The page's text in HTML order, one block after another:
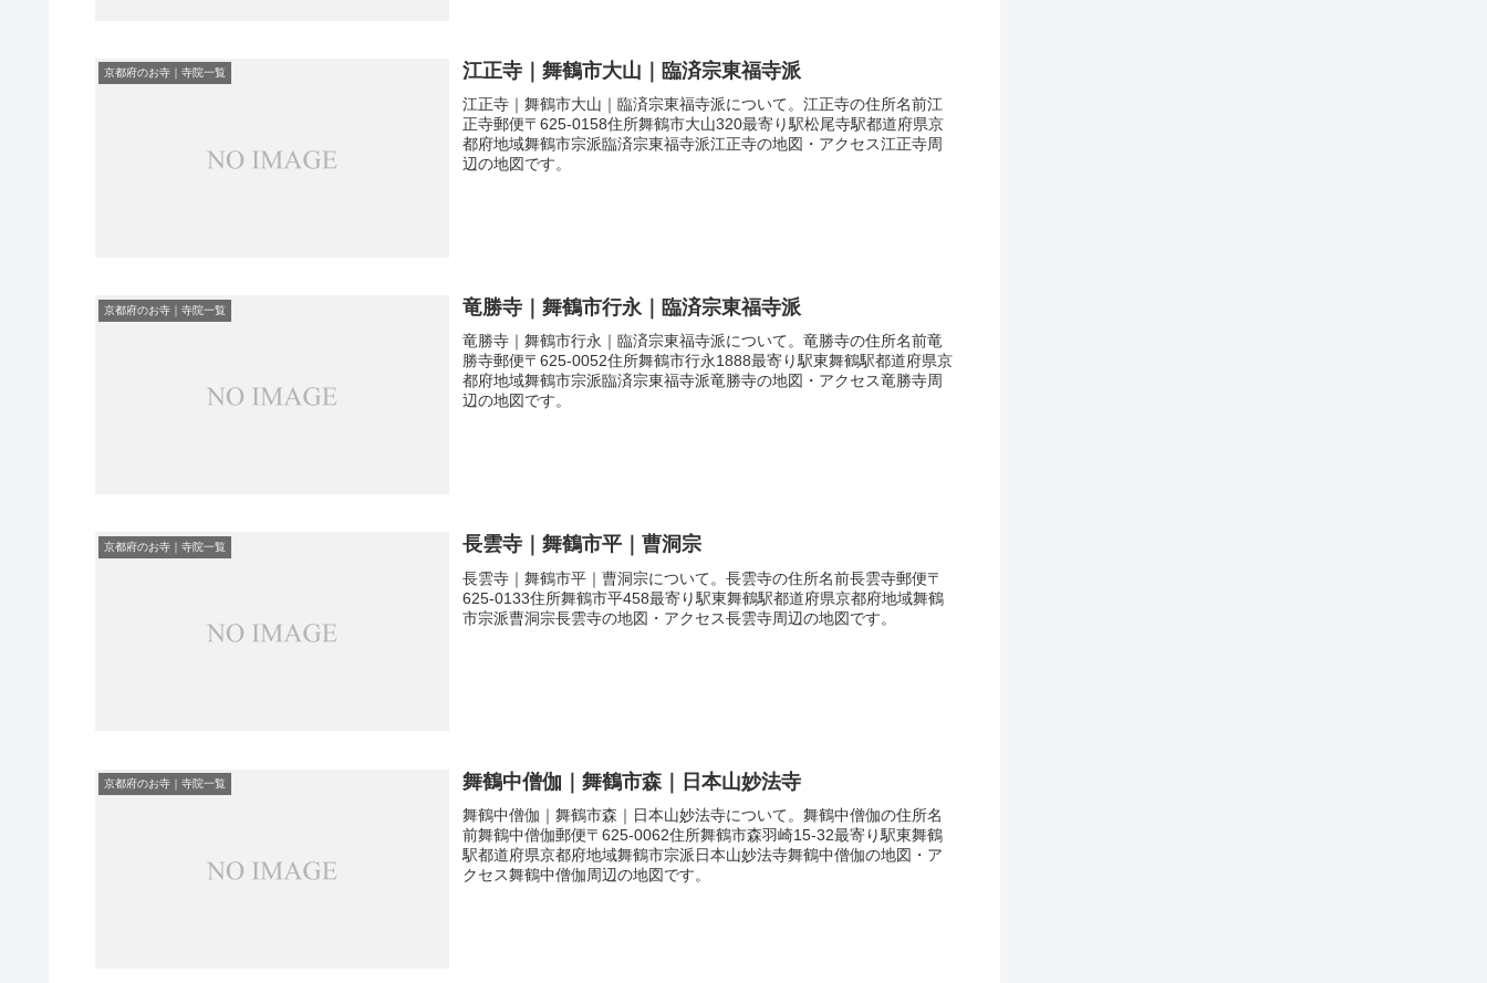
京都府のお寺｜寺院一覧 江正寺｜舞鶴市大山｜臨済宗東福寺派
江正寺｜舞鶴市大山｜臨済宗東福寺派について。江正寺の住所名前江
正寺郵便〒625-0158住所舞鶴市大山320最寄り駅松尾寺駅都道府県京
都府地域舞鶴市宗派臨済宗東福寺派江正寺の地図・アクセス江正寺周
辺の地図です。
京都府のお寺｜寺院一覧 竜勝寺｜舞鶴市行永｜臨済宗東福寺派
竜勝寺｜舞鶴市行永｜臨済宗東福寺派について。竜勝寺の住所名前竜
勝寺郵便〒625-0052住所舞鶴市行永1888最寄り駅東舞鶴駅都道府県京
都府地域舞鶴市宗派臨済宗東福寺派竜勝寺の地図・アクセス竜勝寺周
辺の地図です。
京都府のお寺｜寺院一覧 長雲寺｜舞鶴市平｜曹洞宗
長雲寺｜舞鶴市平｜曹洞宗について。長雲寺の住所名前長雲寺郵便〒
625-0133住所舞鶴市平458最寄り駅東舞鶴駅都道府県京都府地域舞鶴
市宗派曹洞宗長雲寺の地図・アクセス長雲寺周辺の地図です。
京都府のお寺｜寺院一覧 舞鶴中僧伽｜舞鶴市森｜日本山妙法寺
舞鶴中僧伽｜舞鶴市森｜日本山妙法寺について。舞鶴中僧伽の住所名
前舞鶴中僧伽郵便〒625-0062住所舞鶴市森羽崎15-32最寄り駅東舞鶴
駅都道府県京都府地域舞鶴市宗派日本山妙法寺舞鶴中僧伽の地図・ア
クセス舞鶴中僧伽周辺の地図です。